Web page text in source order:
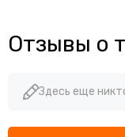
Отзывы о
Здесь еще